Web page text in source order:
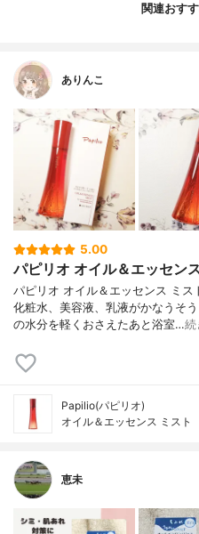
関連おす
ありんこ
5.00
パピリオ オイル＆エッセン
パピリオ オイル＆エッセンス ミス
化粧水、美容液、乳液がかなうそ
の水分を軽くおさえたあと浴室…続
Papilio(パピリオ)
オイル＆エッセンス ミスト
恵未